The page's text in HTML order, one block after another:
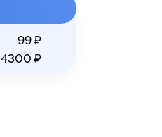
99 ₽
4300 ₽